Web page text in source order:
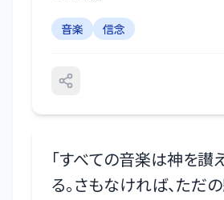
音楽 信念
「すべての音楽は神を讃
る。さもなければ、ただ